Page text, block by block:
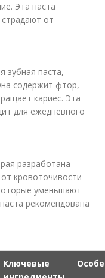
Эта паста
от
зубная паста,
содержит фтор,
кариес. Эта
для ежедневного
разработана
кровоточивости
уменьшают
рекомендована
Ключевые